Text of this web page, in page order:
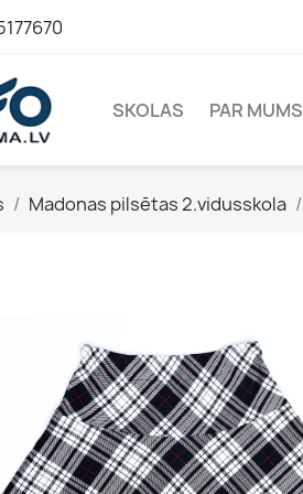
SKOLAS PAR MUMS
Madonas pilsētas 2.vidusskola